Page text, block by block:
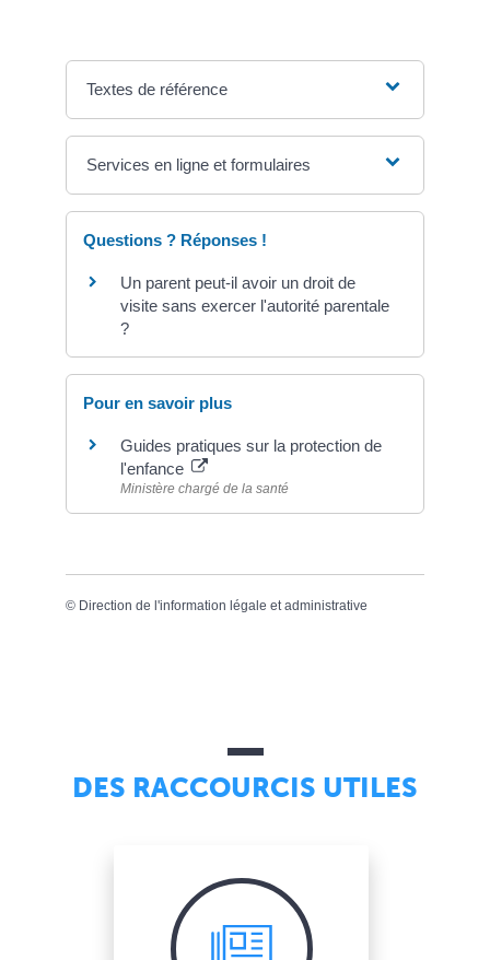
Textes de référence
Services en ligne et formulaires
Questions ? Réponses !
Un parent peut-il avoir un droit de
visite sans exercer l'autorité parentale
?
Pour en savoir plus
Guides pratiques sur la protection de
l'enfance
Ministère chargé de la santé
© Direction de l'information légale et administrative
DES RACCOURCIS UTILES